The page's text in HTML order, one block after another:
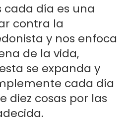
cada día es una
contra la
y nos enfoca
de la vida,
se expanda y
cada día
diez cosas por las